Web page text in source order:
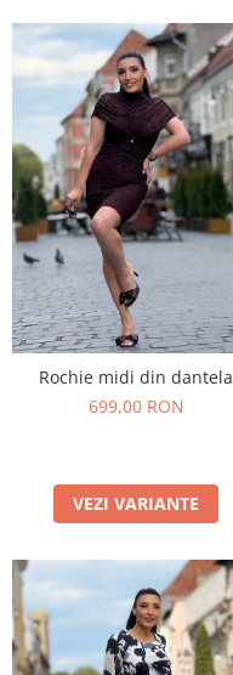
Rochie midi din dantela
699,00 RON
VEZI VARIANTE